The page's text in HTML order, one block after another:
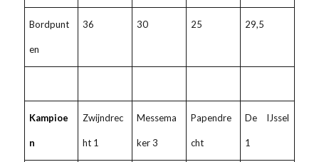
Bordpunt
en
36 30 25 29,5
Kampioe
n
Zwijndrec
ht 1
Messema
ker 3
Papendre
cht
De IJssel
1